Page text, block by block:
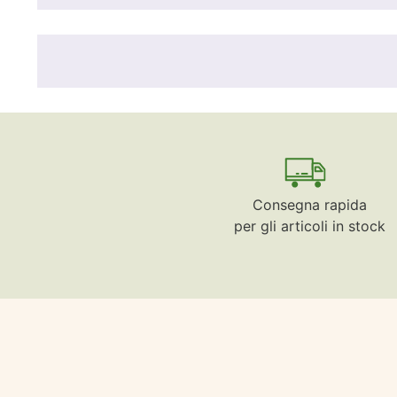
Consegna rapida
per gli articoli in stock